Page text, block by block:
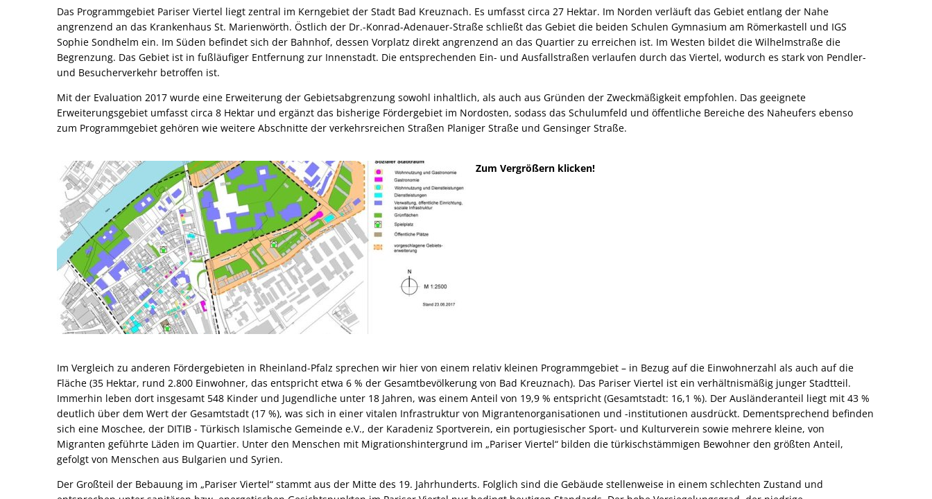
Pariser
Viertel
Das Programmgebiet Pariser Viertel liegt zentral im Kerngebiet der Stadt Bad Kreuznach. Es umfasst circa 27 Hektar. Im Norden verläuft das Gebiet entlang der Nahe
angrenzend an das Krankenhaus St. Marienwörth. Östlich der Dr.-Konrad-Adenauer-Straße schließt das Gebiet die beiden Schulen Gymnasium am Römerkastell und IGS
Sophie Sondhelm ein. Im Süden befindet sich der Bahnhof, dessen Vorplatz direkt angrenzend an das Quartier zu erreichen ist. Im Westen bildet die Wilhelmstraße die
Begrenzung. Das Gebiet ist in fußläufiger Entfernung zur Innenstadt. Die entsprechenden Ein- und Ausfallstraßen verlaufen durch das Viertel, wodurch es stark von Pendler-
und Besucherverkehr betroffen ist.
Mit der Evaluation 2017 wurde eine Erweiterung der Gebietsabgrenzung sowohl inhaltlich, als auch aus Gründen der Zweckmäßigkeit empfohlen. Das geeignete
Erweiterungsgebiet umfasst circa 8 Hektar und ergänzt das bisherige Fördergebiet im Nordosten, sodass das Schulumfeld und öffentliche Bereiche des Naheufers ebenso
zum Programmgebiet gehören wie weitere Abschnitte der verkehrsreichen Straßen Planiger Straße und Gensinger Straße.
Zum Vergrößern klicken!
Im Vergleich zu anderen Fördergebieten in Rheinland-Pfalz sprechen wir hier von einem relativ kleinen Programmgebiet – in Bezug auf die Einwohnerzahl als auch auf die
Fläche (35 Hektar, rund 2.800 Einwohner, das entspricht etwa 6 % der Gesamtbevölkerung von Bad Kreuznach). Das Pariser Viertel ist ein verhältnismäßig junger Stadtteil.
Immerhin leben dort insgesamt 548 Kinder und Jugendliche unter 18 Jahren, was einem Anteil von 19,9 % entspricht (Gesamtstadt: 16,1 %). Der Ausländeranteil liegt mit 43 %
deutlich über dem Wert der Gesamtstadt (17 %), was sich in einer vitalen Infrastruktur von Migrantenorganisationen und -institutionen ausdrückt. Dementsprechend befinden
sich eine Moschee, der DITIB - Türkisch Islamische Gemeinde e.V., der Karadeniz Sportverein, ein portugiesischer Sport- und Kulturverein sowie mehrere kleine, von
Migranten geführte Läden im Quartier. Unter den Menschen mit Migrationshintergrund im „Pariser Viertel“ bilden die türkischstämmigen Bewohner den größten Anteil,
gefolgt von Menschen aus Bulgarien und Syrien.
Der Großteil der Bebauung im „Pariser Viertel“ stammt aus der Mitte des 19. Jahrhunderts. Folglich sind die Gebäude stellenweise in einem schlechten Zustand und